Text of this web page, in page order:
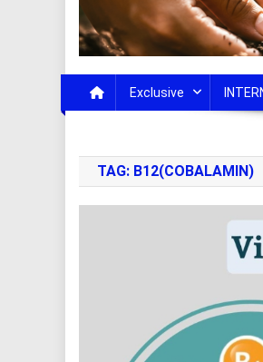
Exclusive
TAG: B12(COBALAMIN)